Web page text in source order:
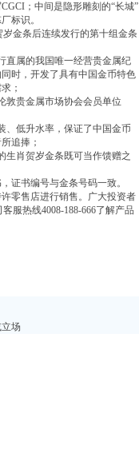
；中间是隐形雕刻的“长城”
标识。
金条后连续发行的第十组金条
属的我国唯一经营贵金属纪
时，开发了具有中国金币特色
；
贵金属市场协会会员单位
低升水率，保证了中国金币
追捧；
肖贺岁金条既可当作馈赠之
书编号与金条号码一致。
零售店进行销售。广大投资者
服热线4008-188-666了解产品
场